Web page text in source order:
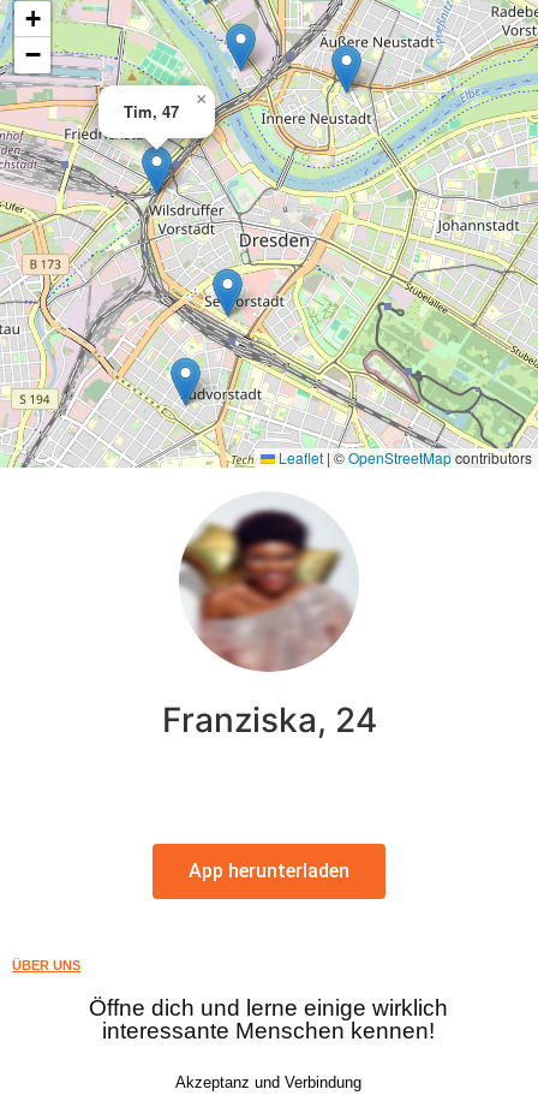
Tim, 47
×
+
−
Leaflet |©OpenStreetMapcontributors
Franziska, 24
App herunterladen
ÜBER UNS
Öffne dich und lerne einige wirklich
interessante Menschen kennen!
Akzeptanz und Verbindung